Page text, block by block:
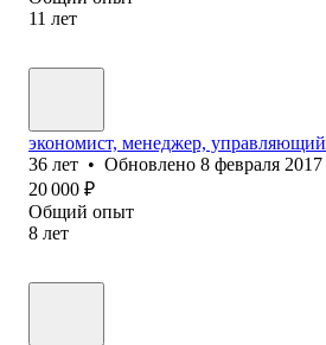
11 лет
экономист, менеджер, управляющий
36 лет • Обновлено 8 февраля 2017
20 000 ₽
Общий опыт
8 лет